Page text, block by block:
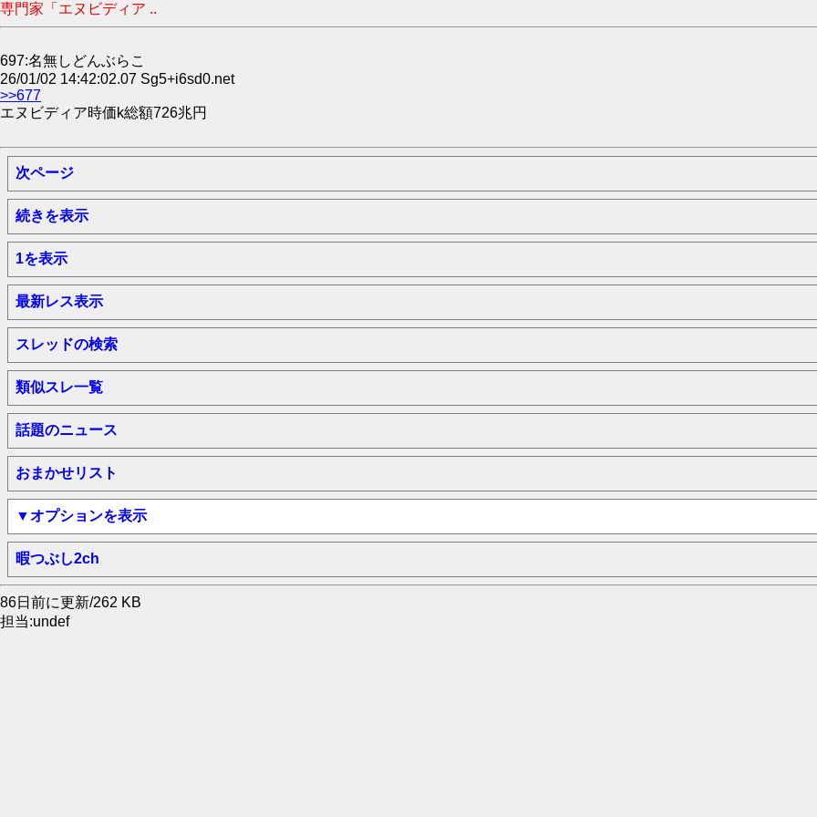
専門家「エヌビディア ..
697:名無しどんぶらこ
26/01/02 14:42:02.07 Sg5+i6sd0.net
>>677
エヌビディア時価k総額726兆円
次ページ
続きを表示
1を表示
最新レス表示
スレッドの検索
類似スレ一覧
話題のニュース
おまかせリスト
▼オプションを表示
暇つぶし2ch
86日前に更新/262 KB
担当:undef